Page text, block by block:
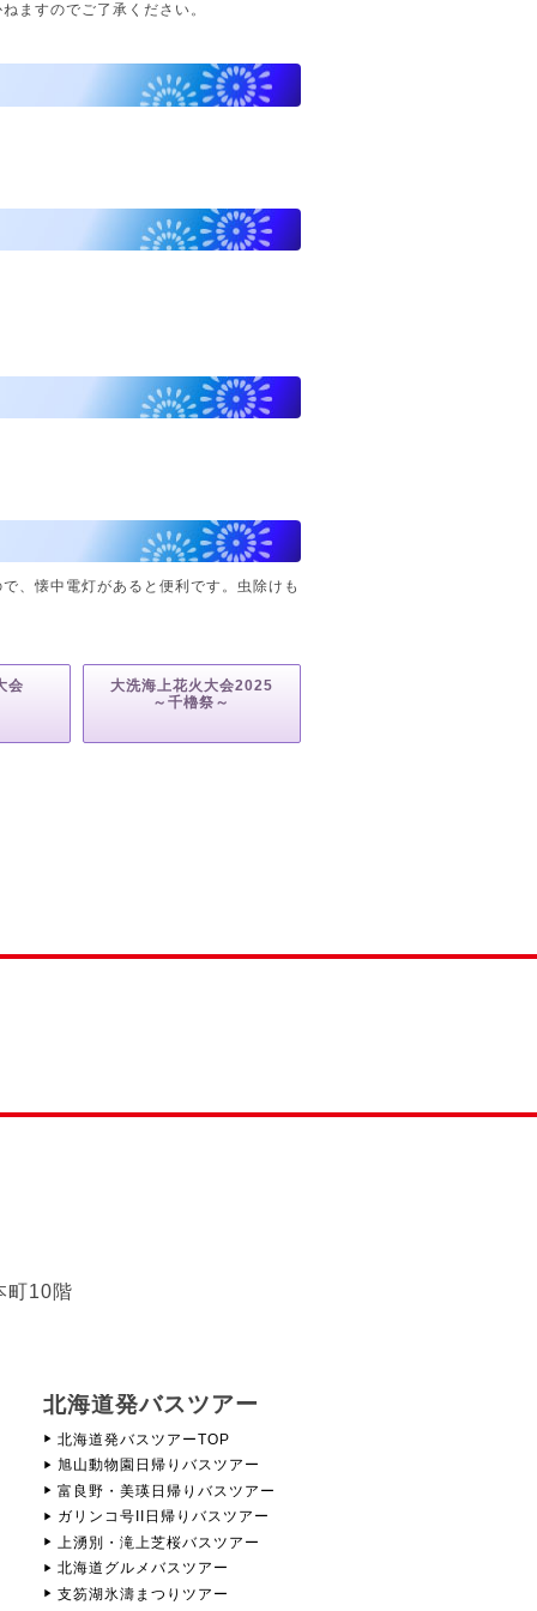
ますのでご了承ください。
、懐中電灯があると便利です。虫除けも
会
大洗海上花火大会2025
～千櫓祭～
町10階
北海道発バスツアー
北海道発バスツアーTOP
旭山動物園日帰りバスツアー
富良野・美瑛日帰りバスツアー
ガリンコ号II日帰りバスツアー
上湧別・滝上芝桜バスツアー
北海道グルメバスツアー
支笏湖氷濤まつりツアー